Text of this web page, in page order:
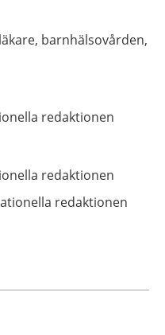
barnhälsovården,
redaktionen
redaktionen
redaktionen